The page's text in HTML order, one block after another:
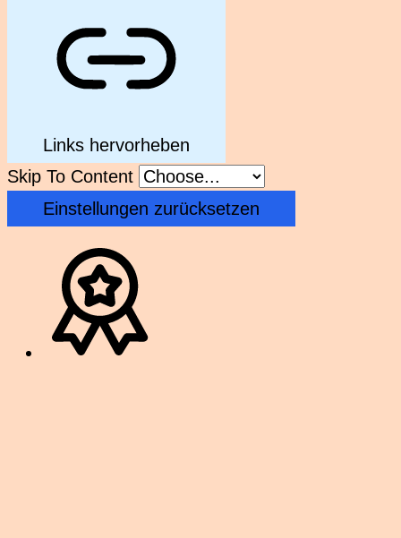
Links hervorheben
Skip To Content
Einstellungen zurücksetzen